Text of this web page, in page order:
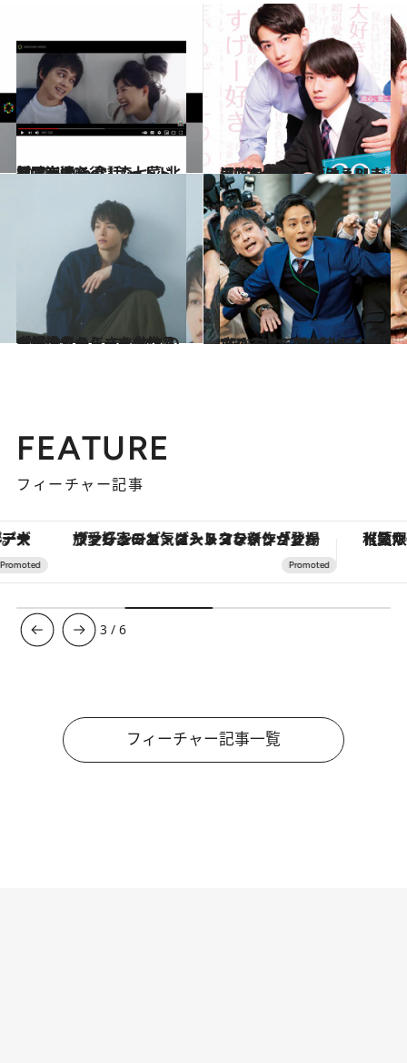
2021.4.10
涙腺崩壊必須！森七菜·北村匠海まで 今話題“YouTubeショートドラマ”6選
カルチャー 2020.12.11
沼堕ち必至！ 「チェリまほ」と 日本におけるBLドラマの歴史
カルチャー
2021.9.7
中村倫也のルーツとは？ 「王道でメジャーな作品が好きだから エンタメの方が自分らしさを出せる」
カルチャー 2021.9.9
“らしさ”を突き詰めたからこそ 今、NHKドラマが攻めていて面白い！
カルチャー
FEATURE
フィーチャー記事
ヴァシュロン・コンスタンタン「オーヴァーシーズ・オートマティック」。旅愛好家のお気に入りコレクションから、ジェンダーレスな新作が登場 【夏限定ディナーコース】旬
3 /6
フィーチャー記事一覧